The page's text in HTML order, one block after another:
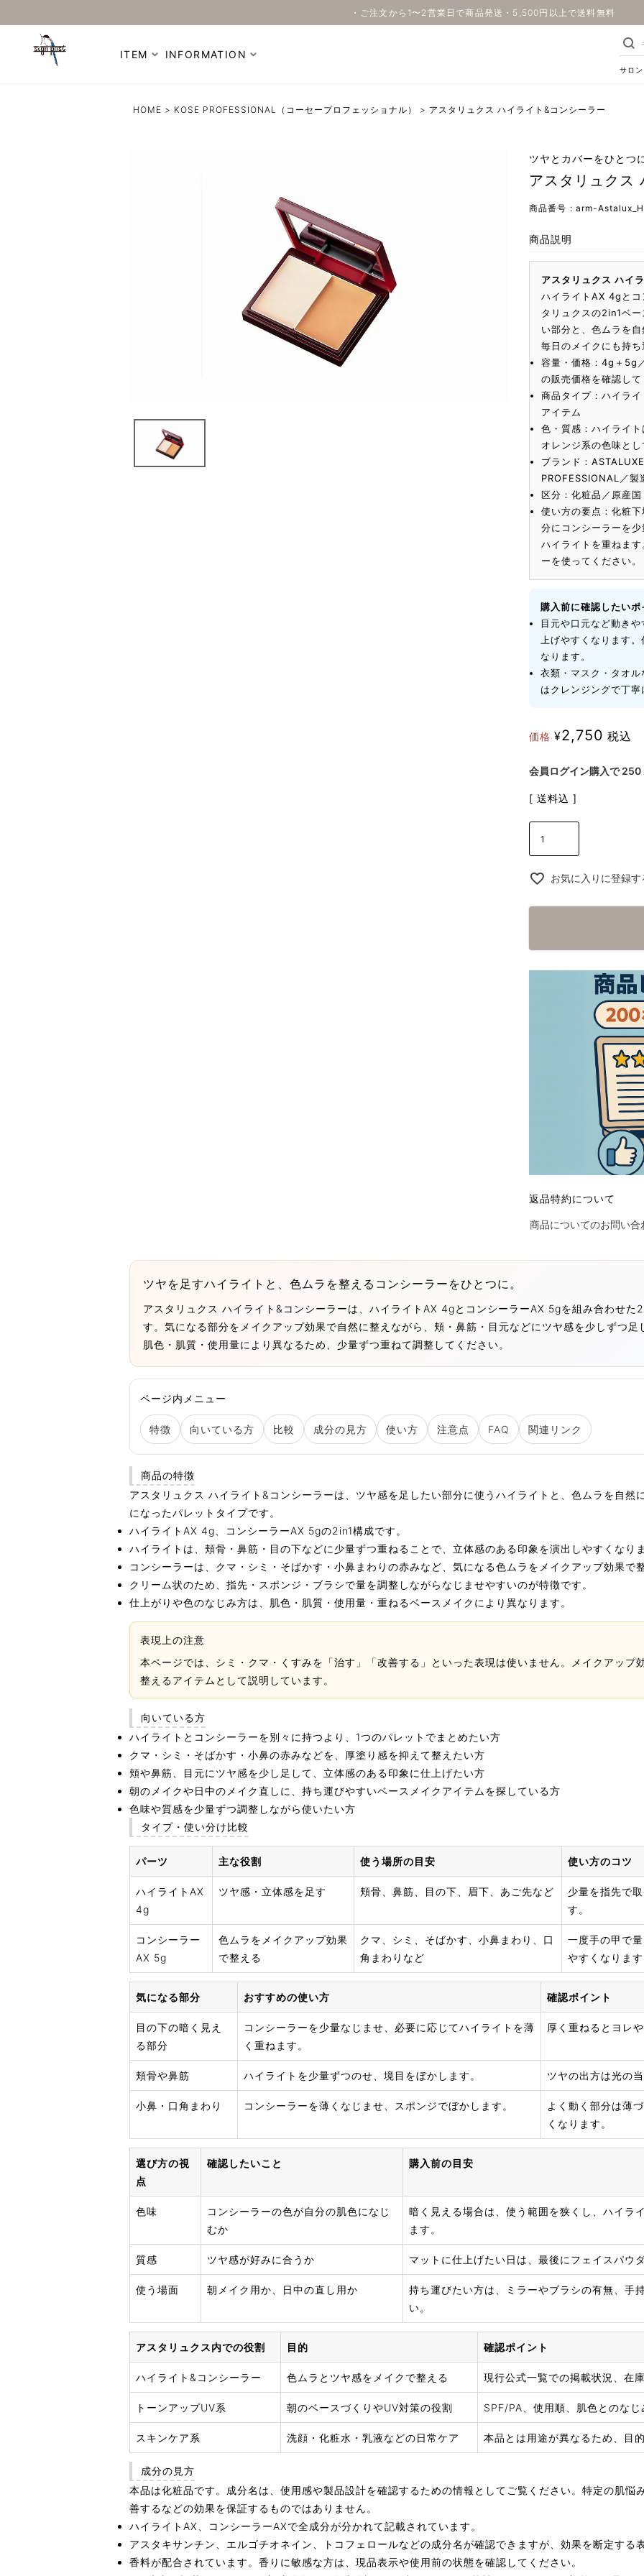
・ご注文から1〜2営業日で商品発送・5,500円以上で送料無料
ITEM INFORMATION
サロ
HOME KOSE PROFESSIONAL（コーセープロフェッショナル） アスタリュクス ハイライト&コンシーラー
ツヤとカバーをひとつ
アスタリュクス
商品番号 arm-
商品説明
アスタリュクス ハイ
ハイライトAX 4gと
タリュクスの2in1ベ
い部分と、色ムラを
毎日のメイクにも持
容量・価格：4g＋5g
の販売価格を確認し
商品タイプ：ハイラ
アイテム
色・質感：ハイライ
オレンジ系の色味と
ブランド：
PROFESSIONAL／
区分：化粧品／原産
使い方の要点：化粧
分にコンシーラーを
ハイライトを重ねま
ーを使ってください。
購入前に確認したいポ
目元や口元など動き
上げやすくなります
なります。
衣類・マスク・タオ
はクレンジングで丁
価格 ¥2,750 税込
会員ログイン購入で 250
送料込
お気に入りに登録す
返品特約について
商品についてのお問い合
ツヤを足すハイライトと、色ムラを整えるコンシーラーをひとつに。
アスタリュクス ハイライト&コンシーラーは、ハイライトAX 4gとコンシーラーAX 5gを組み合わせた
す。気になる部分をメイクアップ効果で自然に整えながら、頬・鼻筋・目元などにツヤ感を少しずつ
肌色・肌質・使用量により異なるため、少量ずつ重ねて調整してください。
ページ内メニュー
特徴 向いている方 比較 成分の見方 使い方 注意点 FAQ 関連リンク
商品の特徴
アスタリュクス ハイライト&コンシーラーは、ツヤ感を足したい部分に使うハイライトと、色ムラを自然
になったパレットタイプです。
ハイライトAX 4g、コンシーラーAX 5gの2in1構成です。
ハイライトは、頬骨・鼻筋・目の下などに少量ずつ重ねることで、立体感のある印象を演出しやすくなり
コンシーラーは、クマ・シミ・そばかす・小鼻まわりの赤みなど、気になる色ムラをメイクアップ効果で
クリーム状のため、指先・スポンジ・ブラシで量を調整しながらなじませやすいのが特徴です。
仕上がりや色のなじみ方は、肌色・肌質・使用量・重ねるベースメイクにより異なります。
表現上の注意
本ページでは、シミ・クマ・くすみを「治す」「改善する」といった表現は使いません。メイクアップ
整えるアイテムとして説明しています。
向いている方
ハイライトとコンシーラーを別々に持つより、1つのパレットでまとめたい方
クマ・シミ・そばかす・小鼻の赤みなどを、厚塗り感を抑えて整えたい方
頬や鼻筋、目元にツヤ感を少し足して、立体感のある印象に仕上げたい方
朝のメイクや日中のメイク直しに、持ち運びやすいベースメイクアイテムを探している方
色味や質感を少量ずつ調整しながら使いたい方
タイプ・使い分け比較
パーツ 主な役割 使う場所の目安 使い方のコツ
ハイライトAX
4g
ツヤ感・立体感を足す 頬骨、鼻筋、目の下、眉下、あご先など
少量を指先で
す。
コンシーラー
AX 5g
色ムラをメイクアップ効果
で整える
クマ、シミ、そばかす、小鼻まわり、口
角まわりなど
一度手の甲で
やすくなりま
気になる部分 おすすめの使い方 確認ポイント
目の下の暗く見え
る部分
コンシーラーを少量なじませ、必要に応じてハイライトを薄
く重ねます。
厚く重ねるとヨレ
頬骨や鼻筋 ハイライトを少量ずつのせ、境目をぼかします。 ツヤの出方は光の
小鼻・口角まわり コンシーラーを薄くなじませ、スポンジでぼかします。
よく動く部分は薄
くなります。
選び方の視
点
確認したいこと 購入前の目安
色味
コンシーラーの色が自分の肌色になじ
むか
暗く見える場合は、使う範囲を狭くし、ハイラ
ます。
質感 ツヤ感が好みに合うか マットに仕上げたい日は、最後にフェイスパウ
使う場面 朝メイク用か、日中の直し用か
持ち運びたい方は、ミラーやブラシの有無、手
い。
アスタリュクス内での役割 目的 確認ポイント
ハイライト&コンシーラー 色ムラとツヤ感をメイクで整える 現行公式一覧での掲載状況、在
トーンアップUV系 朝のベースづくりやUV対策の役割 SPF/PA、使用順、肌色とのな
スキンケア系 洗顔・化粧水・乳液などの日常ケア 本品とは用途が異なるため、目
成分の見方
本品は化粧品です。成分名は、使用感や製品設計を確認するための情報としてご覧ください。特定の肌悩
善するなどの効果を保証するものではありません。
ハイライトAX、コンシーラーAXで全成分が分かれて記載されています。
アスタキサンチン、エルゴチオネイン、トコフェロールなどの成分名が確認できますが、効果を断定する
香料が配合されています。香りに敏感な方は、現品表示や使用前の状態を確認してください。